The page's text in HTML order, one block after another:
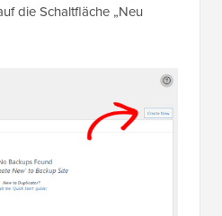
die Schaltfläche „Neu